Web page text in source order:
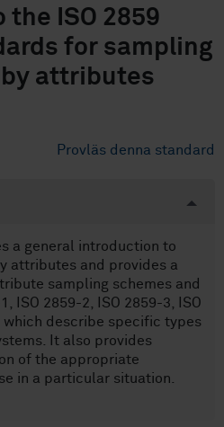
the ISO 2859
for sampling
attributes
Provläs denna standard
a general introduction to
attributes and provides a
sampling schemes and
ISO 2859-2, ISO 2859-3, ISO
which describe specific types
It also provides
of the appropriate
in a particular situation.